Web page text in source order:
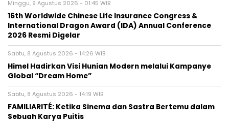
Minggu, 9 Agustus 2026 - 01:45 WIB
16th Worldwide Chinese Life Insurance Congress &
International Dragon Award (IDA) Annual Conference
2026 Resmi Digelar
Sabtu, 8 Agustus 2026 - 14:26 WIB
Himel Hadirkan Visi Hunian Modern melalui Kampanye
Global “Dream Home”
Sabtu, 8 Agustus 2026 - 14:19 WIB
FAMILIARITÉ: Ketika Sinema dan Sastra Bertemu dalam
Sebuah Karya Puitis